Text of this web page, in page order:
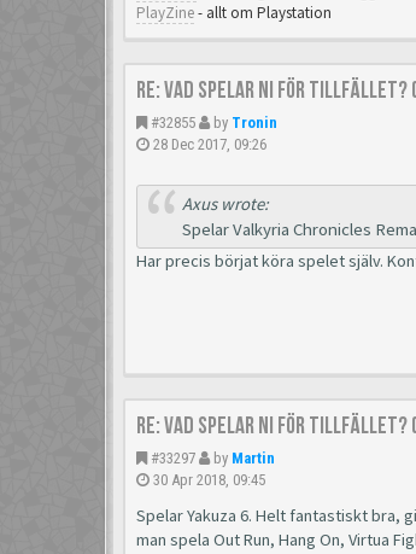
PlayZine- allt om Playstation
Re: Vad spelar ni för tillfället?
#32855 by Tronin
28 Dec 2017, 09:26
Axus wrote:
Spelar Valkyria Chronicles
Har precis börjat köra spelet själv.
Re: Vad spelar ni för tillfället?
#33297 by Martin
30 Apr 2018, 09:45
Spelar Yakuza 6. Helt fantastiskt bra,
man spela Out Run, Hang On, Virtua